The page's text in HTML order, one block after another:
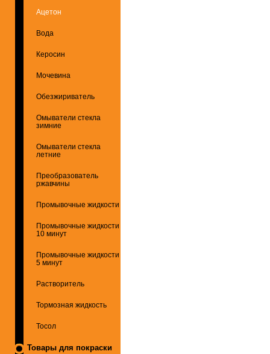
Ацетон
Вода
Керосин
Мочевина
Обезжириватель
Омыватели стекла
зимние
Омыватели стекла
летние
Преобразователь
ржавчины
Промывочные жидкости
Промывочные жидкости
10 минут
Промывочные жидкости
5 минут
Растворитель
Тормозная жидкость
Тосол
Товары для покраски